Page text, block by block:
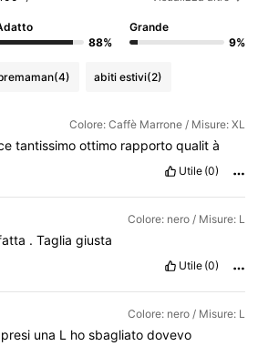
88%
Grande
9%
(4) abiti estivi(2)
Colore: Caffè Marrone / Misure: XL
tantissimoottimo rapportoqualità
Utile (0)
Colore: nero / Misure: L
.Tagliagiusta
Utile (0)
Colore: nero / Misure: L
presi una L hosbagliatodovevo